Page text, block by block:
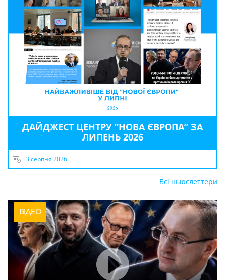
ДАЙДЖЕСТ ЦЕНТРУ “НОВА ЄВРОПА” ЗА
ЛИПЕНЬ 2026
3 серпня 2026
Всі ньюслеттери
ВІДЕО